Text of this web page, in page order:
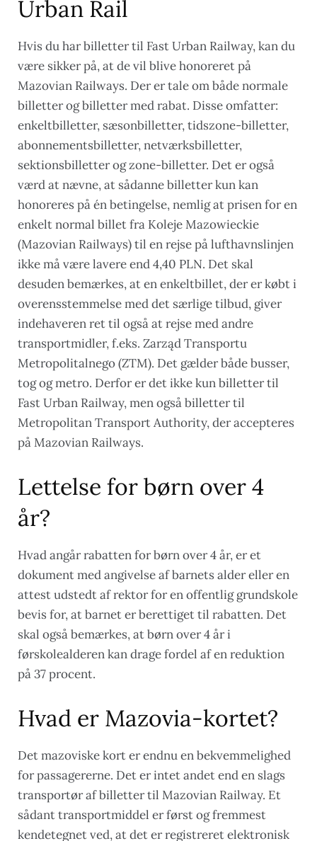
Urban Rail
Hvis du har billetter til Fast Urban Railway, kan du
være sikker på, at de vil blive honoreret på
Mazovian Railways. Der er tale om både normale
billetter og billetter med rabat. Disse omfatter:
enkeltbilletter, sæsonbilletter, tidszone-billetter,
abonnementsbilletter, netværksbilletter,
sektionsbilletter og zone-billetter. Det er også
værd at nævne, at sådanne billetter kun kan
honoreres på én betingelse, nemlig at prisen for en
enkelt normal billet fra Koleje Mazowieckie
(Mazovian Railways) til en rejse på lufthavnslinjen
ikke må være lavere end 4,40 PLN. Det skal
desuden bemærkes, at en enkeltbillet, der er købt i
overensstemmelse med det særlige tilbud, giver
indehaveren ret til også at rejse med andre
transportmidler, f.eks. Zarząd Transportu
Metropolitalnego (ZTM). Det gælder både busser,
tog og metro. Derfor er det ikke kun billetter til
Fast Urban Railway, men også billetter til
Metropolitan Transport Authority, der accepteres
på Mazovian Railways.
Lettelse for børn over 4
år?
Hvad angår rabatten for børn over 4 år, er et
dokument med angivelse af barnets alder eller en
attest udstedt af rektor for en offentlig grundskole
bevis for, at barnet er berettiget til rabatten. Det
skal også bemærkes, at børn over 4 år i
førskolealderen kan drage fordel af en reduktion
på 37 procent.
Hvad er Mazovia-kortet?
Det mazoviske kort er endnu en bekvemmelighed
for passagererne. Det er intet andet end en slags
transportør af billetter til Mazovian Railway. Et
sådant transportmiddel er først og fremmest
kendetegnet ved, at det er registreret elektronisk